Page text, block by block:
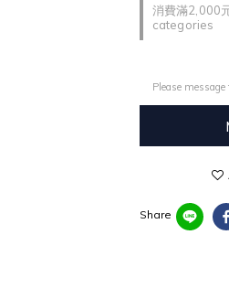
消費滿2,000
categories
Please
Share